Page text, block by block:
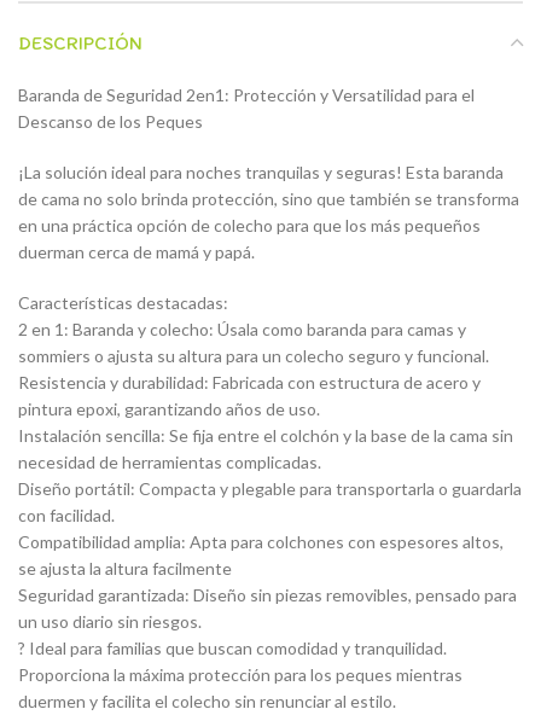
DESCRIPCIÓN
Baranda de Seguridad 2en1: Protección y Versatilidad para el
Descanso de los Peques
¡La solución ideal para noches tranquilas y seguras! Esta baranda
de cama no solo brinda protección, sino que también se transforma
en una práctica opción de colecho para que los más pequeños
duerman cerca de mamá y papá.
Características destacadas:
2 en 1: Baranda y colecho: Úsala como baranda para camas y
sommiers o ajusta su altura para un colecho seguro y funcional.
Resistencia y durabilidad: Fabricada con estructura de acero y
pintura epoxi, garantizando años de uso.
Instalación sencilla: Se fija entre el colchón y la base de la cama sin
necesidad de herramientas complicadas.
Diseño portátil: Compacta y plegable para transportarla o guardarla
con facilidad.
Compatibilidad amplia: Apta para colchones con espesores altos,
se ajusta la altura facilmente
Seguridad garantizada: Diseño sin piezas removibles, pensado para
un uso diario sin riesgos.
? Ideal para familias que buscan comodidad y tranquilidad.
Proporciona la máxima protección para los peques mientras
duermen y facilita el colecho sin renunciar al estilo.